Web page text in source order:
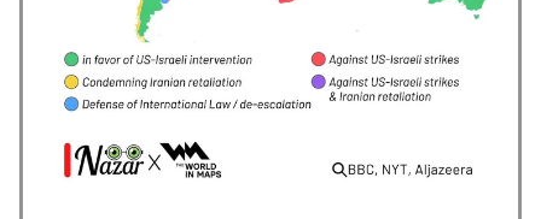
大地震が起きても手術をやり遂げる日本の医療チーム、
海外でも凄すぎると絶賛
【韓国の反応】また日本が竹島の領有権を主張してきた
支持率が落ちてきた時点でこの手のニュースが出るのは
予想できた」